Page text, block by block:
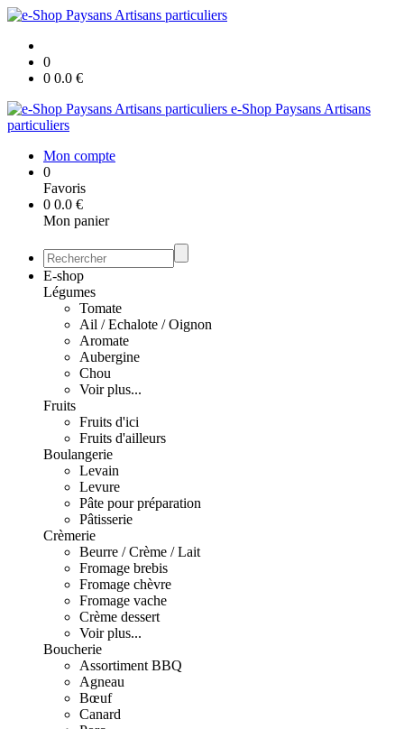
0
0 0.0 €
e-Shop Paysans Artisans
particuliers
Mon compte
0
Favoris
0 0.0 €
Mon panier
E-shop
Légumes
Tomate
Ail / Echalote / Oignon
Aromate
Aubergine
Chou
Voir plus...
Fruits
Fruits d'ici
Fruits d'ailleurs
Boulangerie
Levain
Levure
Pâte pour préparation
Pâtisserie
Crèmerie
Beurre / Crème / Lait
Fromage brebis
Fromage chèvre
Fromage vache
Crème dessert
Voir plus...
Boucherie
Assortiment BBQ
Agneau
Bœuf
Canard